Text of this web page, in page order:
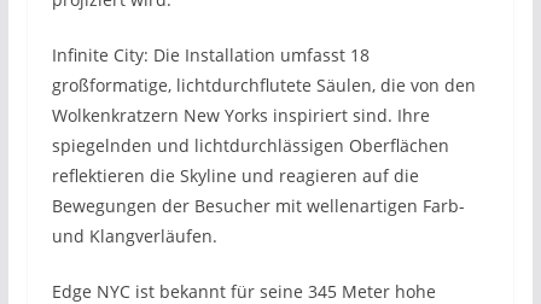
Infinite City: Die Installation umfasst 18
großformatige, lichtdurchflutete Säulen, die von den
Wolkenkratzern New Yorks inspiriert sind. Ihre
spiegelnden und lichtdurchlässigen Oberflächen
reflektieren die Skyline und reagieren auf die
Bewegungen der Besucher mit wellenartigen Farb-
und Klangverläufen.
Edge NYC ist bekannt für seine 345 Meter hohe